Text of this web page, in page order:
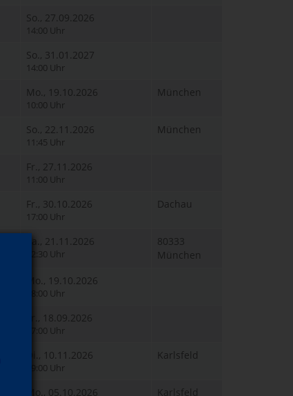
So., 27.09.2026
14:00 Uhr
So., 31.01.2027
14:00 Uhr
Mo., 19.10.2026
10:00 Uhr
München
So., 22.11.2026
11:45 Uhr
München
Fr., 27.11.2026
11:00 Uhr
Fr., 30.10.2026
17:00 Uhr
Dachau
Sa., 21.11.2026
12:30 Uhr
80333
München
Mo., 19.10.2026
18:00 Uhr
Fr., 18.09.2026
17:00 Uhr
Di., 10.11.2026
19:00 Uhr
Karlsfeld
Mo., 05.10.2026 Karlsfeld